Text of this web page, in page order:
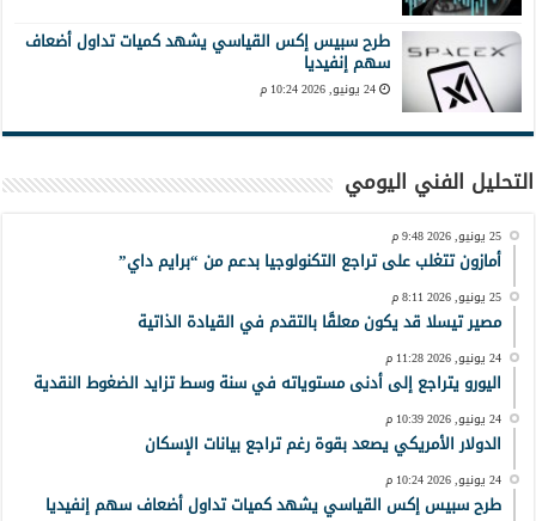
طرح سبيس إكس القياسي يشهد كميات تداول أضعاف
سهم إنفيديا
24 يونيو, 2026 10:24 م
التحليل الفني اليومي
25 يونيو, 2026 9:48 م
أمازون تتغلب على تراجع التكنولوجيا بدعم من “برايم داي”
25 يونيو, 2026 8:11 م
مصير تيسلا قد يكون معلقًا بالتقدم في القيادة الذاتية
24 يونيو, 2026 11:28 م
اليورو يتراجع إلى أدنى مستوياته في سنة وسط تزايد الضغوط النقدية
24 يونيو, 2026 10:39 م
الدولار الأمريكي يصعد بقوة رغم تراجع بيانات الإسكان
24 يونيو, 2026 10:24 م
طرح سبيس إكس القياسي يشهد كميات تداول أضعاف سهم إنفيديا